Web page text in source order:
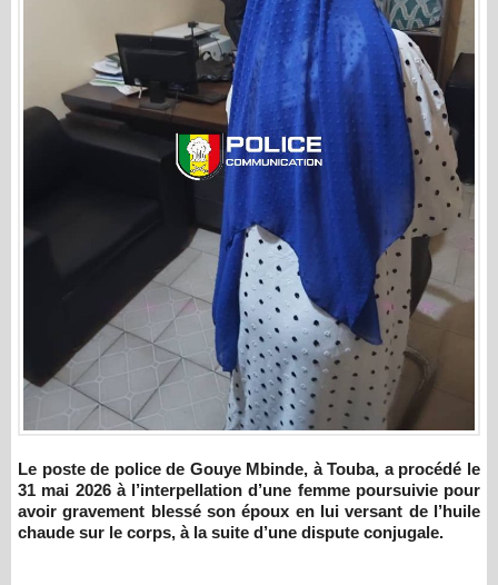
Le poste de police de Gouye Mbinde, à Touba, a procédé le
31 mai 2026 à l’interpellation d’une femme poursuivie pour
avoir gravement blessé son époux en lui versant de l’huile
chaude sur le corps, à la suite d’une dispute conjugale.